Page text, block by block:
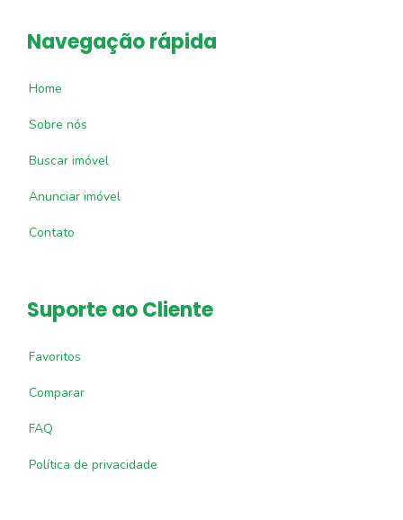
Navegação rápida
Home
Sobre nós
Buscar imóvel
Anunciar imóvel
Contato
Suporte ao Cliente
Favoritos
Comparar
FAQ
Política de privacidade